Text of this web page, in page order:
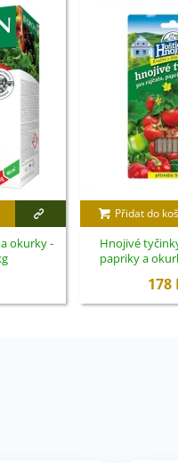
okurky -
Přidat do
Hnojivé
papriky a
178